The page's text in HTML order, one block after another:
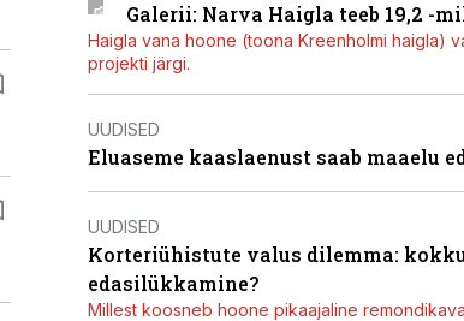
Galerii: Narva Haigla teeb 19,2 -
Haigla vana hoone (toona Kreenholmi haigla)
projekti järgi.
UUDISED
Eluaseme kaaslaenust saab maaelu
UUDISED
Korteriühistute valus dilemma:
edasilükkamine?
Millest koosneb hoone pikaajaline